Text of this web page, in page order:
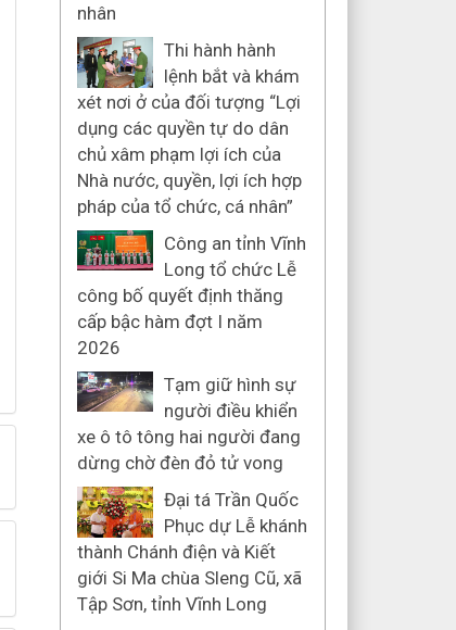
nhân
Thi hành hành
lệnh bắt và khám
xét nơi ở của đối tượng “Lợi
dụng các quyền tự do dân
chủ xâm phạm lợi ích của
Nhà nước, quyền, lợi ích hợp
pháp của tổ chức, cá nhân”
Công an tỉnh Vĩnh
Long tổ chức Lễ
công bố quyết định thăng
cấp bậc hàm đợt I năm
2026
Tạm giữ hình sự
người điều khiển
xe ô tô tông hai người đang
dừng chờ đèn đỏ tử vong
Đại tá Trần Quốc
Phục dự Lễ khánh
thành Chánh điện và Kiết
giới Si Ma chùa Sleng Cũ, xã
Tập Sơn, tỉnh Vĩnh Long